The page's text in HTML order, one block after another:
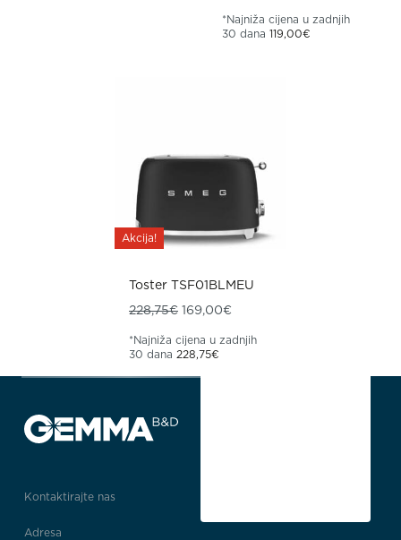
*Najniža cijena u zadnjih
30 dana 119,00€
Akcija!
Toster TSF01BLMEU
228,75€ Izvorna cijena bila je: 228,75€.
169,00€
*Najniža cijena u zadnjih
30 dana 228,75€
Kontaktirajte nas
Adresa